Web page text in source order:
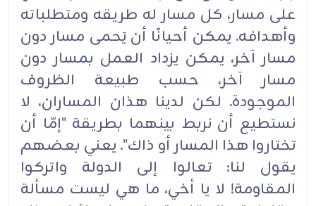
على مسار، ‏كل مسار له طريقه ومتطلباته
وأهدافه. يمكن أحيانًا أن يَحمى مسار دون
مسار آخر، يمكن يزداد العمل ‏بمسار دون
مسار آخر، حسب طبيعة الظروف
الموجودة. لكن لدينا هذان المساران، لا
نستطيع أن نربط ‏بينهما بطريقة "إمّا أن
تختاروا هذا المسار أو ذاك". يعني بعضهم
يقول لنا: تعالوا إلى الدولة واتركوا
‏المقاومة! لا يا أخي، ما هي ليست مسألة